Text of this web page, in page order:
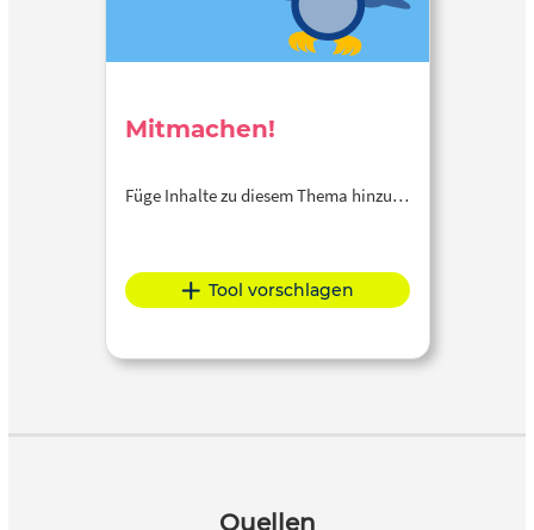
Mitmachen!
Füge Inhalte zu diesem Thema hinzu…
Tool vorschlagen
Quellen